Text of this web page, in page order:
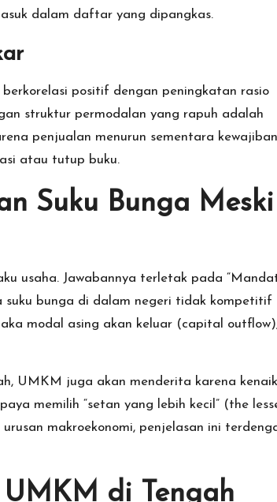
dalam daftar yang dipangkas.
positif dengan peningkatan rasio
struktur permodalan yang rapuh adalah
penjualan menurun sementara kewajiban
atau tutup buku.
Suku Bunga Meski
usaha. Jawabannya terletak pada
suku bunga di dalam negeri tidak kompetitif
modal asing akan keluar (capital
UMKM juga akan menderita karena
memilih “setan yang lebih kecil” (the
makroekonomi, penjelasan ini
di Tengah